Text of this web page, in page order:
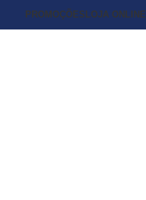
PROMOÇÕES LOJA ONLINE